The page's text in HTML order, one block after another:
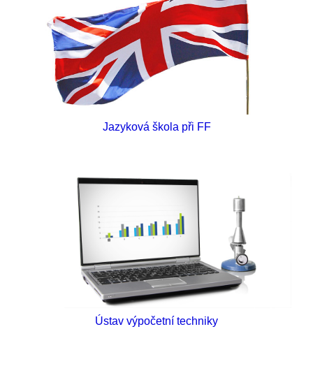
Jazyková škola při FF
Ústav výpočetní techniky